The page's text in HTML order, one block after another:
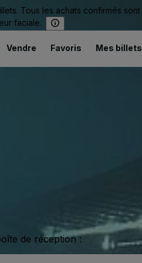
Tous les achats confirmés sont
faciale.
Vendre Favoris Mes billets
de réception :